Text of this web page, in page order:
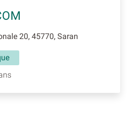
20, 45770, Saran